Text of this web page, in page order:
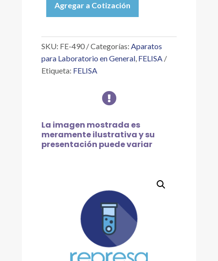
PINZA
PARA
CON
Y
MARIPOSA
MM
cantidad
Agregar a Cotización
SKU: FE-490 Categorías: Aparatos
para Laboratorio en General, FELISA
Etiqueta: FELISA

La imagen mostrada es
meramente ilustrativa y su
presentación puede variar